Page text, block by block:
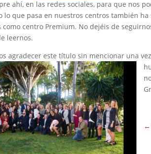
ahí, en las redes sociales, para que nos
lo que pasa en nuestros centros también
como centro Premium. No dejéis de
leernos.
agradecer este título sin mencionar una
←